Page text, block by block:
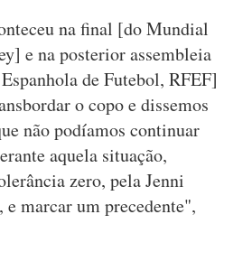
na final [do Mundial
e na posterior assembleia
de Futebol, RFEF]
o copo e dissemos
não podíamos continuar
aquela situação,
zero, pela Jenni
marcar um precedente",